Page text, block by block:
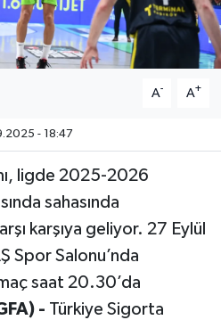
A- A+
- 18:47
ligde 2025-2026
sahasında
karşıya geliyor. 27 Eylül
Spor Salonu’nda
saat 20.30’da
- Türkiye Sigorta